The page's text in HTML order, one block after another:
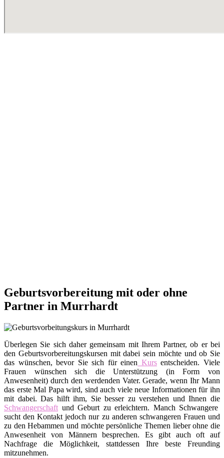
Geburtsvorbereitung mit oder ohne
Partner in Murrhardt
Überlegen Sie sich daher gemeinsam mit Ihrem Partner, ob er bei
den Geburtsvorbereitungskursen mit dabei sein möchte und ob Sie
das wünschen, bevor Sie sich für einen Kursentscheiden. Viele
Frauen wünschen sich die Unterstützung (in Form von
Anwesenheit) durch den werdenden Vater. Gerade, wenn Ihr Mann
das erste Mal Papa wird, sind auch viele neue Informationen für ihn
mit dabei. Das hilft ihm, Sie besser zu verstehen und Ihnen die
Schwangerschaft und Geburt zu erleichtern. Manch Schwangere
sucht den Kontakt jedoch nur zu anderen schwangeren Frauen und
zu den Hebammen und möchte persönliche Themen lieber ohne die
Anwesenheit von Männern besprechen. Es gibt auch oft auf
Nachfrage die Möglichkeit, stattdessen Ihre beste Freunding
mitzunehmen.